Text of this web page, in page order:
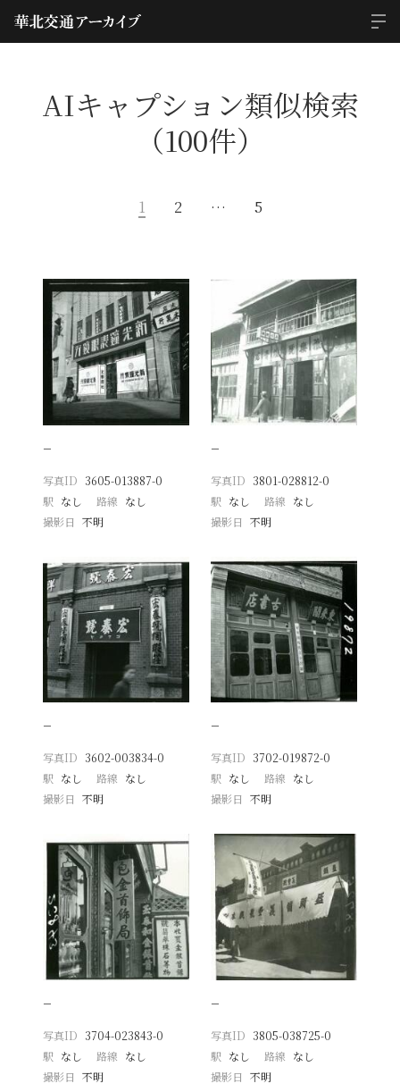
AIキャプション類似検索
（100件）
1 2 … 5
−
写真ID 3605-013887-0
駅 なし 路線 なし
撮影日
不明
−
写真ID 3801-028812-0
駅 なし 路線 なし
撮影日 不明
−
写真ID 3602-003834-0
駅 なし 路線 なし
撮影日
不明
−
写真ID 3702-019872-0
駅 なし 路線 なし
撮影日 不明
−
写真ID 3704-023843-0
駅 なし 路線 なし
撮影日
不明
−
写真ID 3805-038725-0
駅 なし 路線 なし
撮影日 不明